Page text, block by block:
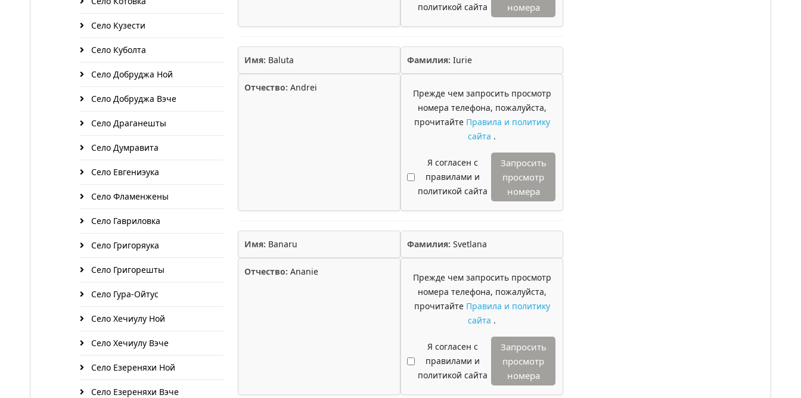
Село Кузести
Село Куболта
Село Добруджа Ной
Село Добруджа Вэче
Село Драганешты
Село Думравита
Село Евгениэука
Село Фламенжены
Село Гавриловка
Село Григоряука
Село Григорешты
Село Гура-Ойтус
Село Хечиулу Ной
Село Хечиулу Вэче
Село Езереняхи Ной
Село Езереняхи Вэче
политикой сайта
номера
Имя: Baluta Фамилия: Iurie
Отчество: Andrei
Прежде чем запросить просмотр
номера телефона, пожалуйста,
прочитайте Правила и политику
сайта .
Я согласен с
правилами и
политикой сайта
Запросить
просмотр
номера
Имя: Banaru Фамилия: Svetlana
Отчество: Ananie
Прежде чем запросить просмотр
номера телефона, пожалуйста,
прочитайте Правила и политику
сайта .
Я согласен с
правилами и
политикой сайта
Запросить
просмотр
номера